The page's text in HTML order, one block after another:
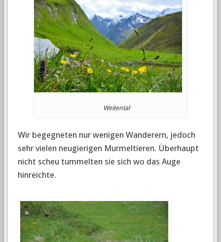
Weitental
Wir begegneten nur wenigen Wanderern, jedoch
sehr vielen neugierigen Murmeltieren. Überhaupt
nicht scheu tummelten sie sich wo das Auge
hinreichte.